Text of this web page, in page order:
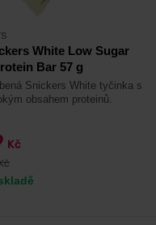
White Low Sugar
Bar 57 g
Snickers White tyčinka s
obsahem proteinů.
Kč